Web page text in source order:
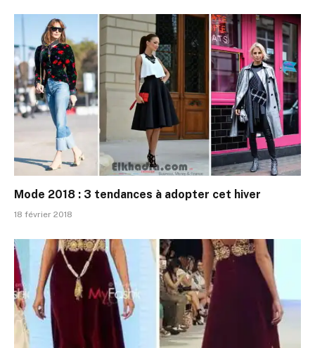
Mode 2018 : 3 tendances à adopter cet hiver
18 février 2018